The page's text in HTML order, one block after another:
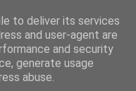
to deliver its services
and user-agent are
and security
generate usage
abuse.